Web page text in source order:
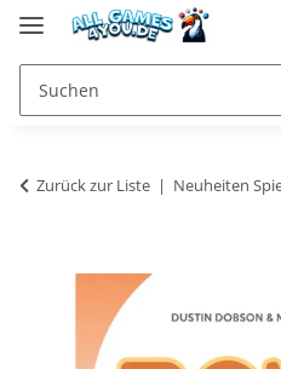
Zurück zur Liste Neuheiten